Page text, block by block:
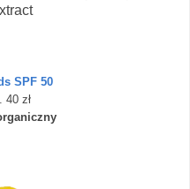
SPF 50
40 zł